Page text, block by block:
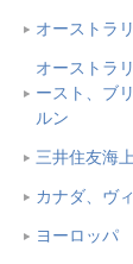
オーストラ
オーストラ
ースト、ブ
ルン
三井住友海
カナダ、ヴ
ヨーロッパ